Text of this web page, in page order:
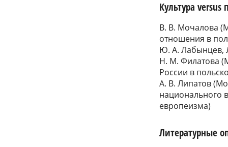
Культура versus
В. В. Мочалова
отношения в
Ю. А. Лабынцев,
Н. М. Филатова
России в
А. В. Липатов
национального
европеизма)
Литературные